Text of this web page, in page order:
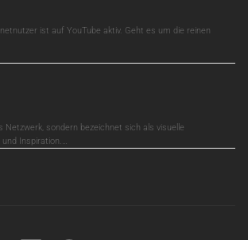
ist auf YouTube aktiv. Geht es um die reinen
Netzwerk, sondern bezeichnet sich als visuelle
Inspiration.…